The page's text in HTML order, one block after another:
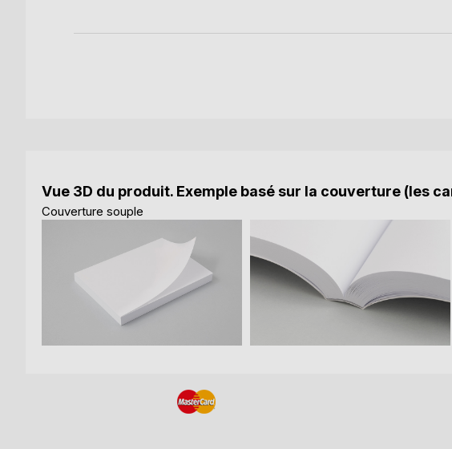
Vue 3D du produit. Exemple basé sur la couverture (les
Couverture souple